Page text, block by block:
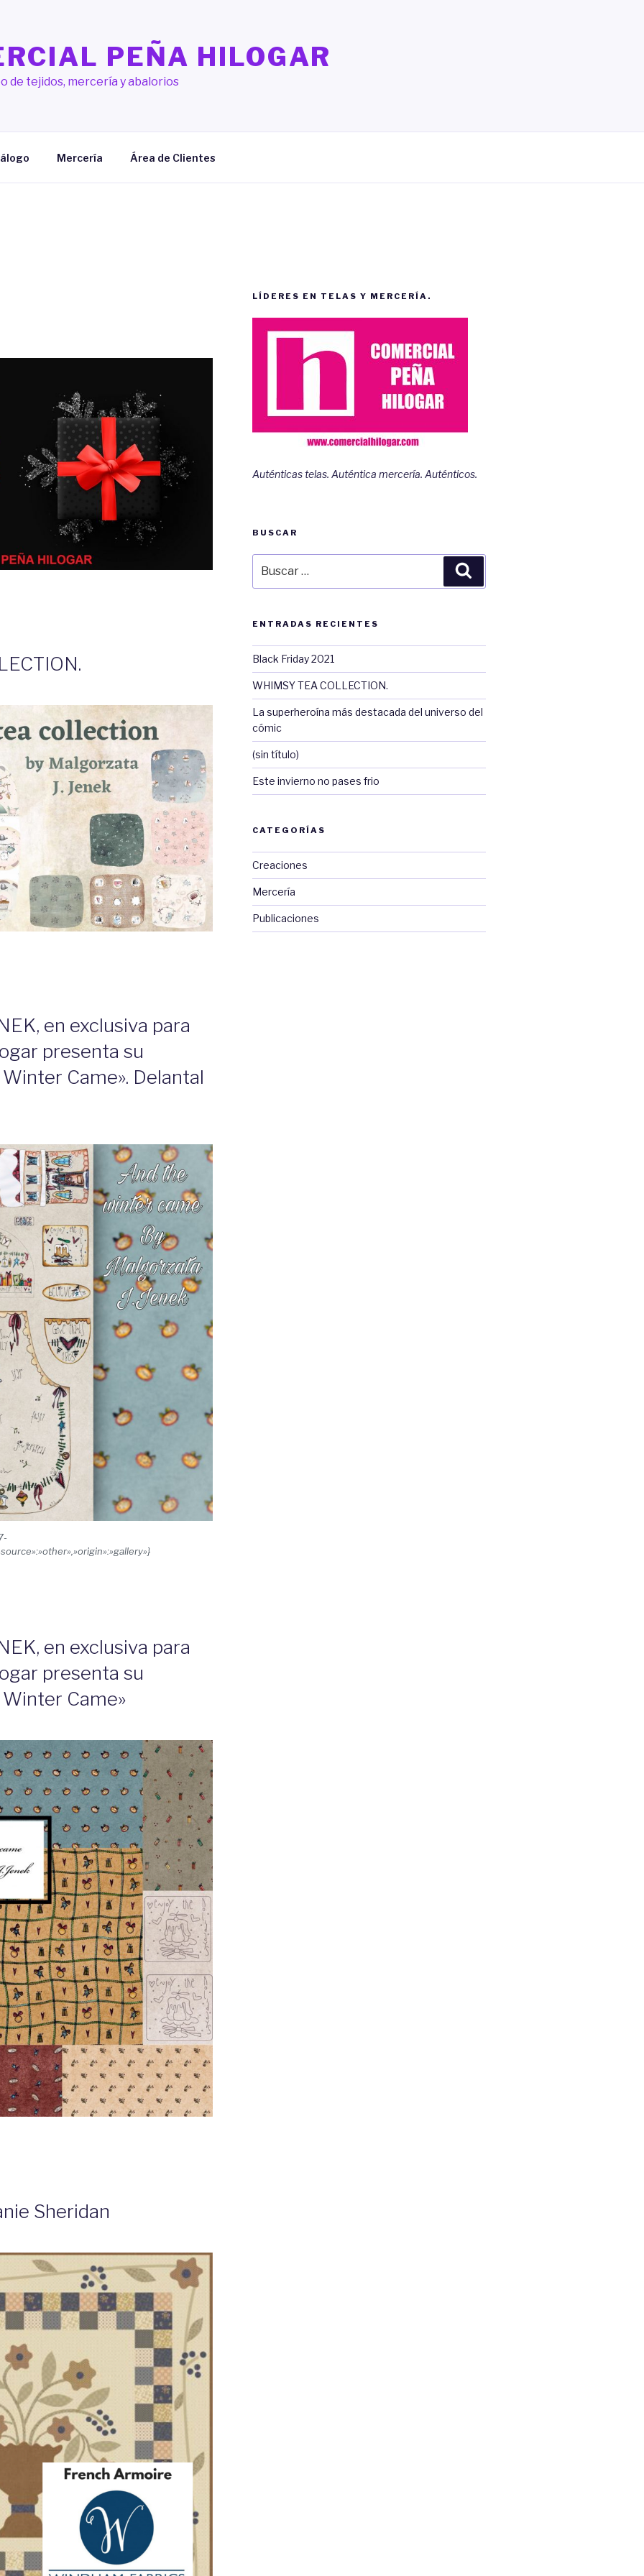
PEÑA HILOGAR
de tejidos, mercería y abalorios
Mercería Área de Clientes
en exclusiva para
presenta su
Came». Delantal
en exclusiva para
presenta su
Came»
Sheridan
LÍDERES EN TELAS Y MERCERÍA.
Auténticas telas. Auténtica mercería. Auténticos.
BUSCAR
por:
ENTRADAS RECIENTES
Black Friday 2021
WHIMSY TEA COLLECTION.
La superheroína más destacada del universo del
cómic
(sin título)
Este invierno no pases frio
CATEGORÍAS
Creaciones
Mercería
Publicaciones